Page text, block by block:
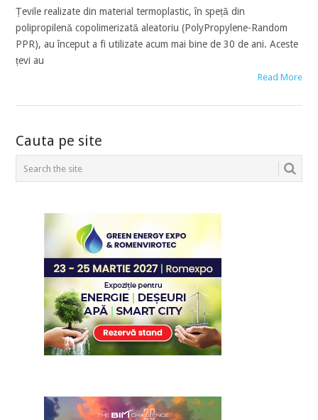
Țevile realizate din material termoplastic, în speță din
polipropilenă copolimerizată aleatoriu (PolyPropylene-Random
PPR), au început a fi utilizate acum mai bine de 30 de ani. Aceste
țevi au
Read More
POSTS
NAVIGATION
Cauta pe site